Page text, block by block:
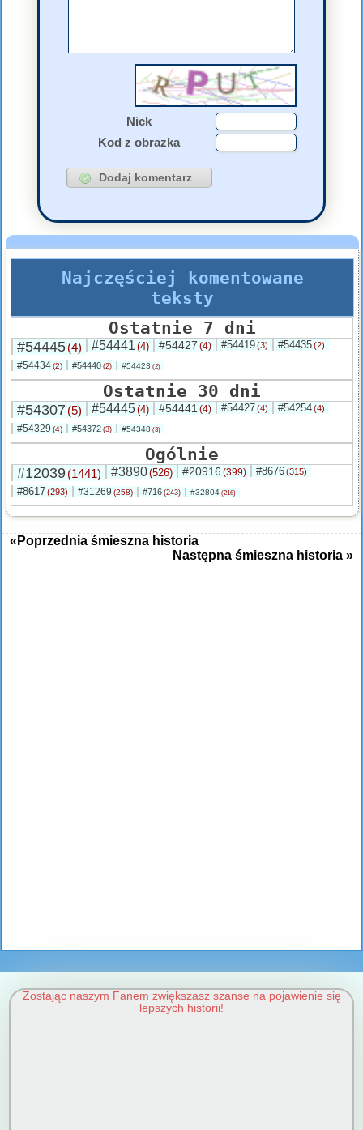
Nick
Kod z obrazka
Najczęściej komentowane
teksty
Ostatnie 7 dni
#54445(4) #54441 (4) #54427 (4) #54419(3) #54435(2)
#54434(2) #54440 (2) #54423 (2)
Ostatnie 30 dni
#54307 (5) #54445(4) #54441 (4) #54427(4) #54254(4)
#54329 (4) #54372 (3) #54348 (3)
Ogólnie
#12039(1441) #3890(526) #20916 (399) #8676(315)
#8617(293) #31269 (258) #716 (243) #32804 (216)
«Poprzednia śmieszna historia
Następna śmieszna historia »
Zostając naszym Fanem zwiększasz szanse na pojawienie się
lepszych historii!